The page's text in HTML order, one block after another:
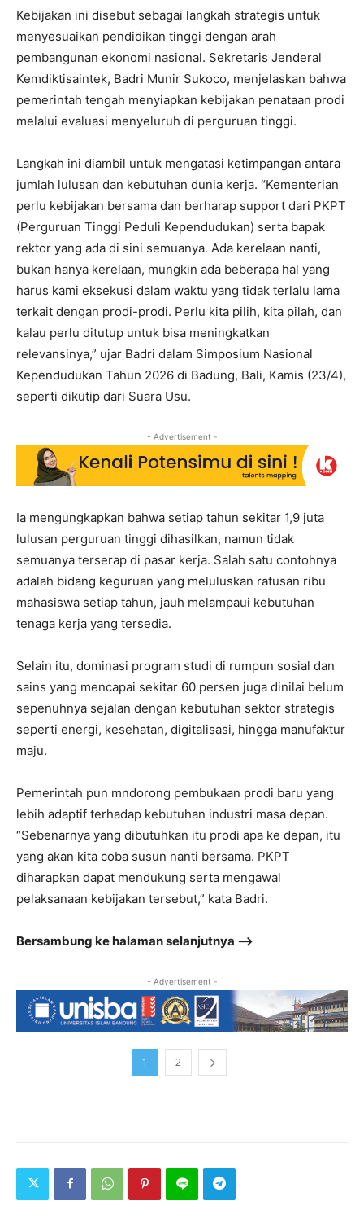
Kebijakan ini disebut sebagai langkah strategis untuk
menyesuaikan pendidikan tinggi dengan arah
pembangunan ekonomi nasional. Sekretaris Jenderal
Kemdiktisaintek, Badri Munir Sukoco, menjelaskan bahwa
pemerintah tengah menyiapkan kebijakan penataan prodi
melalui evaluasi menyeluruh di perguruan tinggi.
Langkah ini diambil untuk mengatasi ketimpangan antara
jumlah lulusan dan kebutuhan dunia kerja. “Kementerian
perlu kebijakan bersama dan berharap support dari PKPT
(Perguruan Tinggi Peduli Kependudukan) serta bapak
rektor yang ada di sini semuanya. Ada kerelaan nanti,
bukan hanya kerelaan, mungkin ada beberapa hal yang
harus kami eksekusi dalam waktu yang tidak terlalu lama
terkait dengan prodi-prodi. Perlu kita pilih, kita pilah, dan
kalau perlu ditutup untuk bisa meningkatkan
relevansinya,” ujar Badri dalam Simposium Nasional
Kependudukan Tahun 2026 di Badung, Bali, Kamis (23/4),
seperti dikutip dari Suara Usu.
- Advertisement -
Ia mengungkapkan bahwa setiap tahun sekitar 1,9 juta
lulusan perguruan tinggi dihasilkan, namun tidak
semuanya terserap di pasar kerja. Salah satu contohnya
adalah bidang keguruan yang meluluskan ratusan ribu
mahasiswa setiap tahun, jauh melampaui kebutuhan
tenaga kerja yang tersedia.
Selain itu, dominasi program studi di rumpun sosial dan
sains yang mencapai sekitar 60 persen juga dinilai belum
sepenuhnya sejalan dengan kebutuhan sektor strategis
seperti energi, kesehatan, digitalisasi, hingga manufaktur
maju.
Pemerintah pun mndorong pembukaan prodi baru yang
lebih adaptif terhadap kebutuhan industri masa depan.
“Sebenarnya yang dibutuhkan itu prodi apa ke depan, itu
yang akan kita coba susun nanti bersama. PKPT
diharapkan dapat mendukung serta mengawal
pelaksanaan kebijakan tersebut,” kata Badri.
Bersambung ke halaman selanjutnya –>
- Advertisement -
1 2